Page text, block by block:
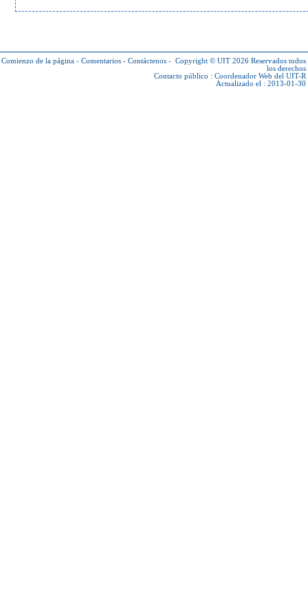
Comienzo de la página - Comentarios - Contáctenos - Copyright © UIT 2026 Reservados todos
los derechos
Contacto público : Coordenador Web del UIT-R
Actualizado el : 2013-01-30